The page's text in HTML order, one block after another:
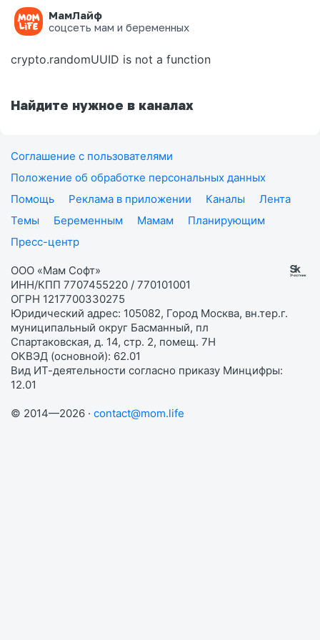
МамЛайф
соцсеть мам и беременных
Ошибка на странице
crypto.randomUUID is not a function
Найдите нужное в каналах
Соглашение с пользователями
Положение об обработке персональных данных
Помощь
Реклама в приложении Каналы
Лента
Темы
Беременным Мамам
Планирующим
Пресс-центр
ООО «Мам Софт»
ИНН/КПП 7707455220 / 770101001
ОГРН 1217700330275
Юридический адрес: 105082, Город Москва, вн.тер.г.
муниципальный округ Басманный, пл
Спартаковская, д. 14, стр. 2, помещ. 7Н
ОКВЭД (основной): 62.01
Вид ИТ-деятельности согласно приказу Минцифры:
12.01
© 2014—2026 · contact@mom.life